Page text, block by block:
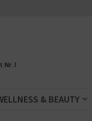
& BEAUTY